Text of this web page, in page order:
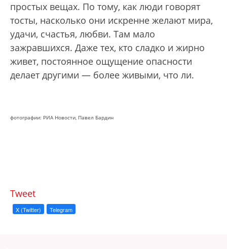
простых вещах. По тому, как люди говорят
тосты, насколько они искренне желают мира,
удачи, счастья, любви. Там мало
зажравшихся. Даже тех, кто сладко и жирно
живет, постоянное ощущение опасности
делает другими — более живыми, что ли.
фотографии: РИА Новости, Павел Бардин
Tweet
X (Twitter) Telegram